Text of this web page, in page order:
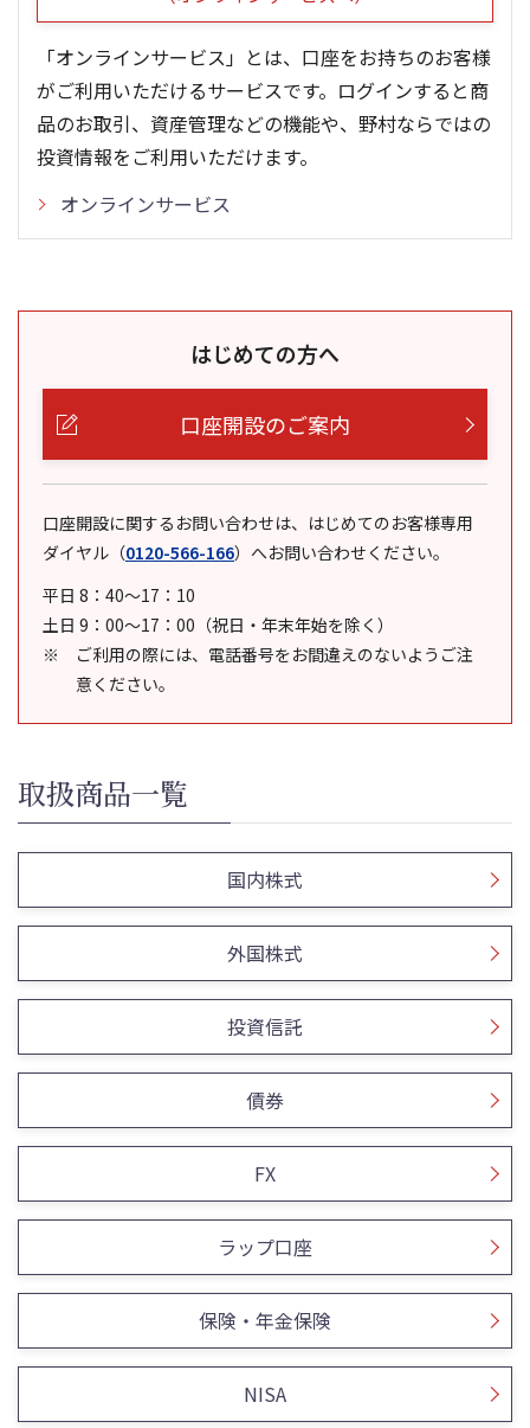
「オンラインサービス」とは、口座をお持ちのお客様
がご利用いただけるサービスです。ログインすると商
品のお取引、資産管理などの機能や、野村ならではの
投資情報をご利用いただけます。
オンラインサービス
はじめての方へ
口座開設のご案内
口座開設に関するお問い合わせは、はじめてのお客様専用
ダイヤル （0120-566-166） へお問い合わせください。
平日 8：40～17：10
土日 9：00～17：00（祝日・年末年始を除く）
ご利用の際には、電話番号をお間違えのないようご注
意ください。
取扱商品一覧
国内株式
外国株式
投資信託
債券
FX
ラップ口座
保険・年金保険
NISA